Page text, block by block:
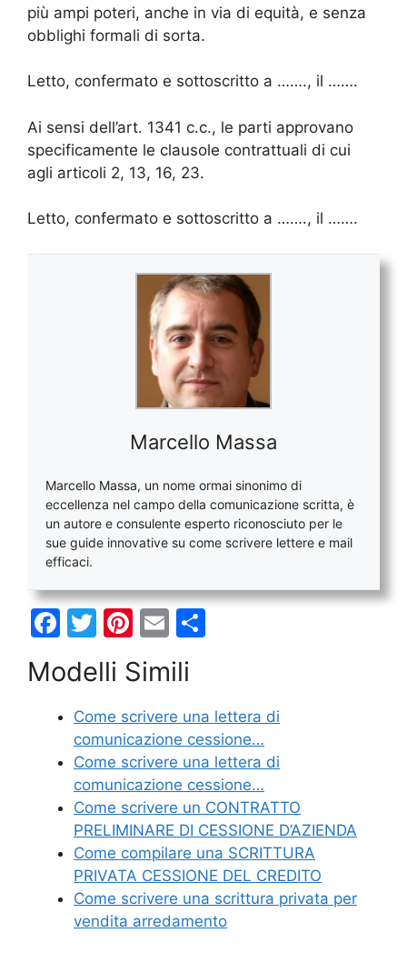
più ampi poteri, anche in via di equità, e senza
obblighi formali di sorta.
Letto, confermato e sottoscritto a ……., il …….
Ai sensi dell’art. 1341 c.c., le parti approvano
specificamente le clausole contrattuali di cui
agli articoli 2, 13, 16, 23.
Letto, confermato e sottoscritto a ……., il …….
Marcello Massa
Marcello Massa, un nome ormai sinonimo di
eccellenza nel campo della comunicazione scritta, è
un autore e consulente esperto riconosciuto per le
sue guide innovative su come scrivere lettere e mail
efficaci.
F
c
e
b
o
o
k
T
itt
er
Pi
er
e
st
E
ai
l
di
vi
di
Modelli Simili
Come scrivere una lettera di
comunicazione cessione…
Come scrivere una lettera di
comunicazione cessione…
Come scrivere un CONTRATTO
PRELIMINARE DI CESSIONE D’AZIENDA
Come compilare una SCRITTURA
PRIVATA CESSIONE DEL CREDITO
Come scrivere una scrittura privata per
vendita arredamento